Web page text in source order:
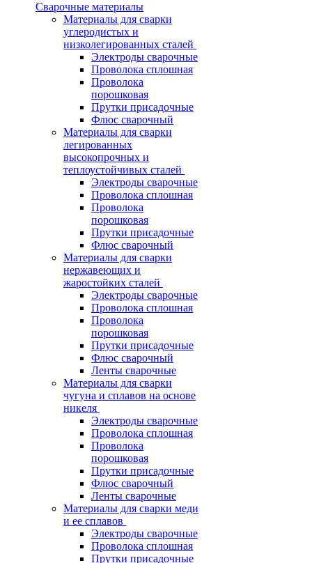
Сварочные материалы
Материалы для сварки
углеродистых и
низколегированных сталей
Электроды сварочные
Проволока сплошная
Проволока
порошковая
Прутки присадочные
Флюс сварочный
Материалы для сварки
легированных
высокопрочных и
теплоустойчивых сталей
Электроды сварочные
Проволока сплошная
Проволока
порошковая
Прутки присадочные
Флюс сварочный
Материалы для сварки
нержавеющих и
жаростойких сталей
Электроды сварочные
Проволока сплошная
Проволока
порошковая
Прутки присадочные
Флюс сварочный
Ленты сварочные
Материалы для сварки
чугуна и сплавов на основе
никеля
Электроды сварочные
Проволока сплошная
Проволока
порошковая
Прутки присадочные
Флюс сварочный
Ленты сварочные
Материалы для сварки меди
и ее сплавов
Электроды сварочные
Проволока сплошная
Прутки присадочные